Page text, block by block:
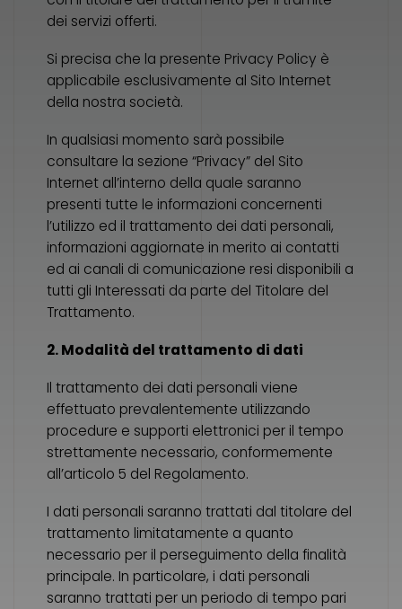
dei servizi offerti.
Si precisa che la presente Privacy Policy è
applicabile esclusivamente al Sito Internet
della nostra società.
In qualsiasi momento sarà possibile
consultare la sezione “Privacy” del Sito
Internet all’interno della quale saranno
presenti tutte le informazioni concernenti
l’utilizzo ed il trattamento dei dati personali,
informazioni aggiornate in merito ai contatti
ed ai canali di comunicazione resi disponibili a
tutti gli Interessati da parte del Titolare del
Trattamento.
2. Modalità del trattamento di dati
Il trattamento dei dati personali viene
effettuato prevalentemente utilizzando
procedure e supporti elettronici per il tempo
strettamente necessario, conformemente
all’articolo 5 del Regolamento.
I dati personali saranno trattati dal titolare del
trattamento limitatamente a quanto
necessario per il perseguimento della finalità
principale. In particolare, i dati personali
saranno trattati per un periodo di tempo pari